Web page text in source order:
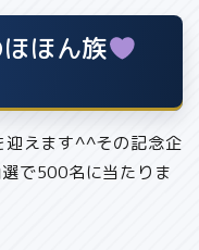
ほん族
迎えます^^その記念企
選で500名に当たりま